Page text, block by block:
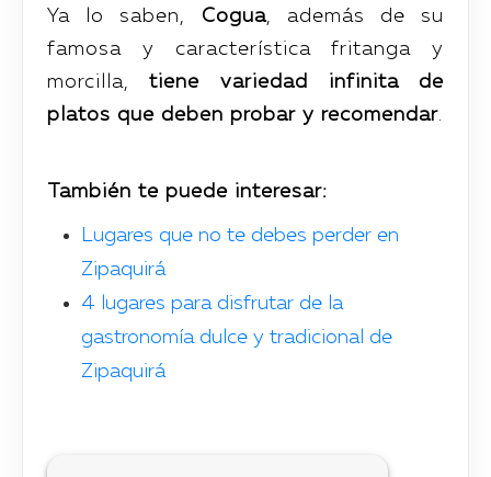
Ya lo saben, Cogua, además de su
famosa y característica fritanga y
morcilla,tiene variedad infinita de
platos que deben probar y recomendar.
También te puede interesar:
Lugares que no te debes perder en
Zipaquirá
4 lugares para disfrutar de la
gastronomía dulce y tradicional de
Zipaquirá